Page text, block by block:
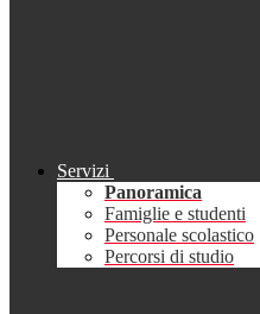
Servizi
Panoramica
Famiglie e studenti
Personale scolastico
Percorsi di studio